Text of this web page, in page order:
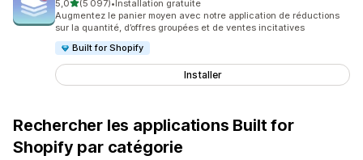
5,0étoile(s) sur 5
(5 097)
5097 avis au total
• Installation gratuite
Augmentez le panier moyen avec notre application de réductions
sur la quantité, d’offres groupées et de ventes incitatives
Built for Shopify
Installer
Rechercher les applications Built for
Shopify par catégorie